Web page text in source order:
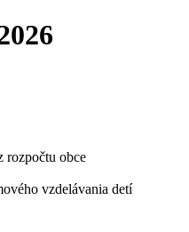
rozpočtu obce
vzdelávania detí